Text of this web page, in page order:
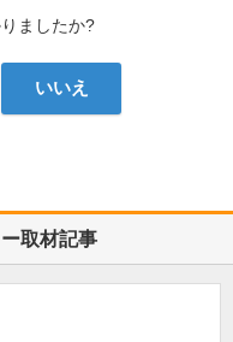
ましたか?
いいえ
取材記事